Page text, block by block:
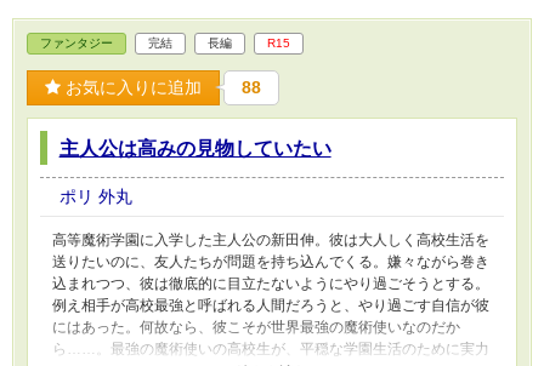
ファンタジー 完結 長編 R15
お気に入りに追加 88
主人公は高みの見物していたい
ポリ 外丸
高等魔術学園に入学した主人公の新田伸。彼は大人しく高校生活を
送りたいのに、友人たちが問題を持ち込んでくる。嫌々ながら巻き
込まれつつ、彼は徹底的に目立たないようにやり過ごそうとする。
例え相手が高校最強と呼ばれる人間だろうと、やり過ごす自信が彼
にはあった。何故なら、彼こそが世界最強の魔術使いなのだか
ら……。最強の魔術使いの高校生が、平穏な学園生活のために実力